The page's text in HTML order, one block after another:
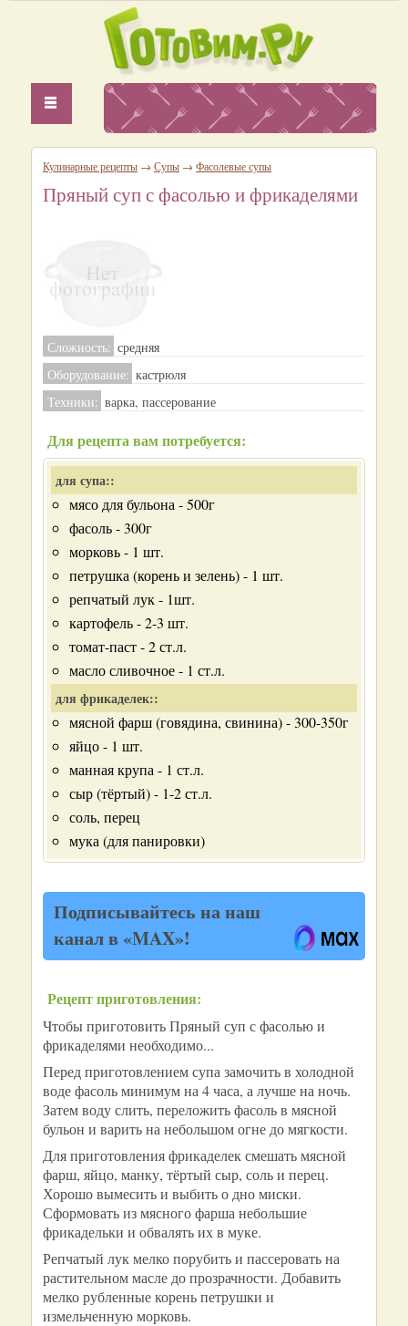
Кулинарные рецепты → Супы → Фасолевые супы
Пряный суп с фасолью и фрикаделями
Сложность: средняя
Оборудование: кастрюля
Техники: варка, пассерование
Для рецепта вам потребуется:
для супа::
мясо для бульона - 500г
фасоль - 300г
морковь - 1 шт.
петрушка (корень и зелень) - 1 шт.
репчатый лук - 1шт.
картофель - 2-3 шт.
томат-паст - 2 ст.л.
масло сливочное - 1 ст.л.
для фрикаделек::
мясной фарш (говядина, свинина) - 300-350г
яйцо - 1 шт.
манная крупа - 1 ст.л.
сыр (тёртый) - 1-2 ст.л.
соль, перец
мука (для панировки)
Подписывайтесь на наш
канал в «MAX»!
Рецепт приготовления:
Чтобы приготовить Пряный суп с фасолью и
фрикаделями необходимо...
Перед приготовлением супа замочить в холодной
воде фасоль минимум на 4 часа, а лучше на ночь.
Затем воду слить, переложить фасоль в мясной
бульон и варить на небольшом огне до мягкости.
Для приготовления фрикаделек смешать мясной
фарш, яйцо, манку, тёртый сыр, соль и перец.
Хорошо вымесить и выбить о дно миски.
Сформовать из мясного фарша небольшие
фрикадельки и обвалять их в муке.
Репчатый лук мелко порубить и пассеровать на
растительном масле до прозрачности. Добавить
мелко рубленные корень петрушки и
измельченную морковь.